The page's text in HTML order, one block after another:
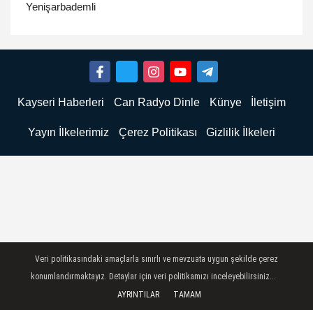
Yenişarbademli
Kayseri Haberleri Can Radyo Dinle Künye İletişim
Yayın İlkelerimiz Çerez Politikası Gizlilik İlkeleri
Veri politikasındaki amaçlarla sınırlı ve mevzuata uygun şekilde çerez
konumlandırmaktayız. Detaylar için veri politikamızı inceleyebilirsiniz...
AYRINTILAR
TAMAM